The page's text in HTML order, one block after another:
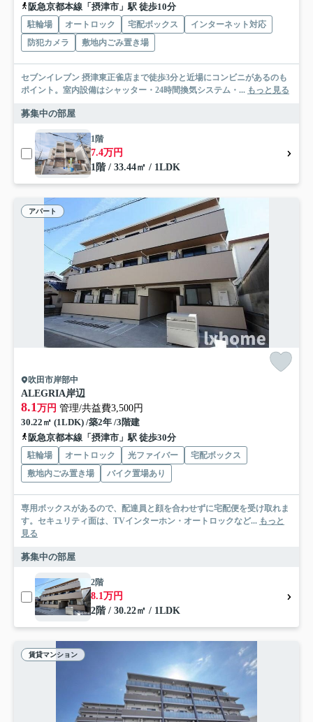
阪急京都本線「摂津市」駅 徒歩10分
駐輪場 オートロック 宅配ボックス
インターネット対応
防犯カメラ
敷地内ごみ置き場
セブンイレブン 摂津東正雀店まで徒歩3分と近場にコンビニがあるのも
ポイント。室内設備はシャッター・24時間換気システム・... もっと見る
募集中の部屋
1階
7.4万円
1階 / 33.44㎡ / 1LDK
アパート
吹田市岸部中
ALEGRIA岸辺
8.1 万円 管理/共益費3,500円
30.22㎡ (1LDK) /築2年 /3階建
阪急京都本線「摂津市」駅 徒歩30分
駐輪場 オートロック 光ファイバー
宅配ボックス
敷地内ごみ置き場
バイク置場あり
専用ボックスがあるので、配達員と顔を合わせずに宅配便を受け取れま
す。セキュリティ面は、TVインターホン・オートロックなど... もっと
見る
募集中の部屋
2階
8.1万円
2階 / 30.22㎡ / 1LDK
賃貸マンション